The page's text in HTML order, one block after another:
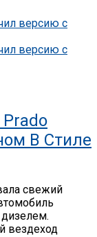
В Стиле
свежий
вездеход